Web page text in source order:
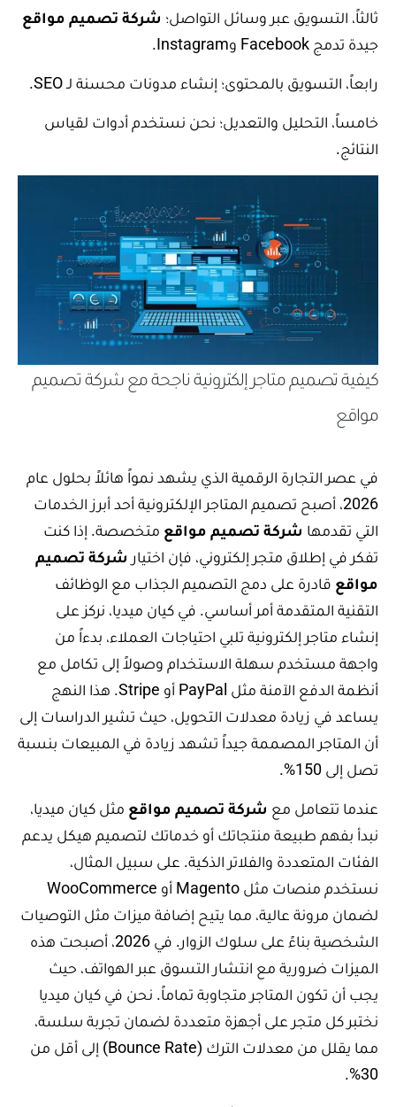
ثالثاً، التسويق عبر وسائل التواصل؛ شركة تصميم مواقع
جيدة تدمج Facebook وInstagram.
رابعاً، التسويق بالمحتوى؛ إنشاء مدونات محسنة لـ SEO.
خامساً، التحليل والتعديل؛ نحن نستخدم أدوات لقياس
النتائج.
كيفية تصميم متاجر إلكترونية ناجحة مع شركة تصميم
مواقع
في عصر التجارة الرقمية الذي يشهد نمواً هائلاً بحلول عام
2026، أصبح تصميم المتاجر الإلكترونية أحد أبرز الخدمات
التي تقدمها شركة تصميم مواقع متخصصة. إذا كنت
تفكر في إطلاق متجر إلكتروني، فإن اختيار شركة تصميم
مواقع قادرة على دمج التصميم الجذاب مع الوظائف
التقنية المتقدمة أمر أساسي. في كيان ميديا، نركز على
إنشاء متاجر إلكترونية تلبي احتياجات العملاء، بدءاً من
واجهة مستخدم سهلة الاستخدام وصولاً إلى تكامل مع
أنظمة الدفع الآمنة مثل PayPal أو Stripe. هذا النهج
يساعد في زيادة معدلات التحويل، حيث تشير الدراسات إلى
أن المتاجر المصممة جيداً تشهد زيادة في المبيعات بنسبة
تصل إلى 150%.
عندما تتعامل مع شركة تصميم مواقع مثل كيان ميديا،
نبدأ بفهم طبيعة منتجاتك أو خدماتك لتصميم هيكل يدعم
الفئات المتعددة والفلاتر الذكية. على سبيل المثال،
نستخدم منصات مثل Magento أو WooCommerce
لضمان مرونة عالية، مما يتيح إضافة ميزات مثل التوصيات
الشخصية بناءً على سلوك الزوار. في 2026، أصبحت هذه
الميزات ضرورية مع انتشار التسوق عبر الهواتف، حيث
يجب أن تكون المتاجر متجاوبة تماماً. نحن في كيان ميديا
نختبر كل متجر على أجهزة متعددة لضمان تجربة سلسة،
مما يقلل من معدلات الترك (Bounce Rate) إلى أقل من
30%.